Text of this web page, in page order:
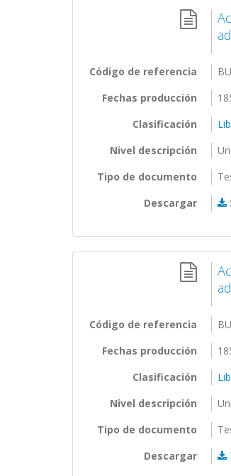
Código de referencia
Fechas producción
Clasificación
Nivel descripción
Tipo de documento
Descargar
Código de referencia
Fechas producción
Clasificación
Nivel descripción
Tipo de documento
Descargar